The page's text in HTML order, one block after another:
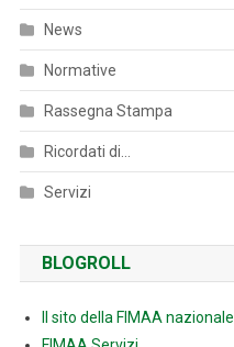
News
Normative
Rassegna Stampa
Ricordati di…
Servizi
BLOGROLL
Il sito della FIMAA nazionale